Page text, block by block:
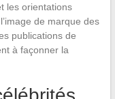
les orientations
de marque des
publications de
à façonner la